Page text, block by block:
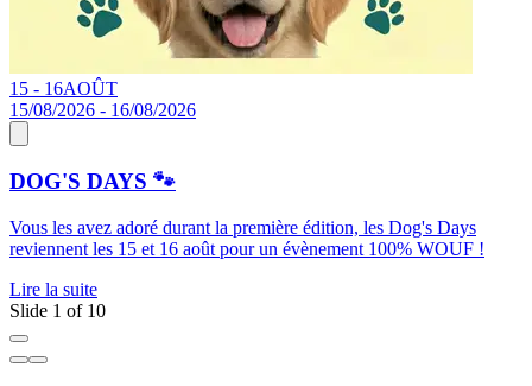
15 - 16AOÛT
15/08/2026 - 16/08/2026
DOG'S DAYS 🐾
Vous les avez adoré durant la première édition, les Dog's Days
reviennent les 15 et 16 août pour un évènement 100% WOUF !
Lire la suite
Slide 1 of 10